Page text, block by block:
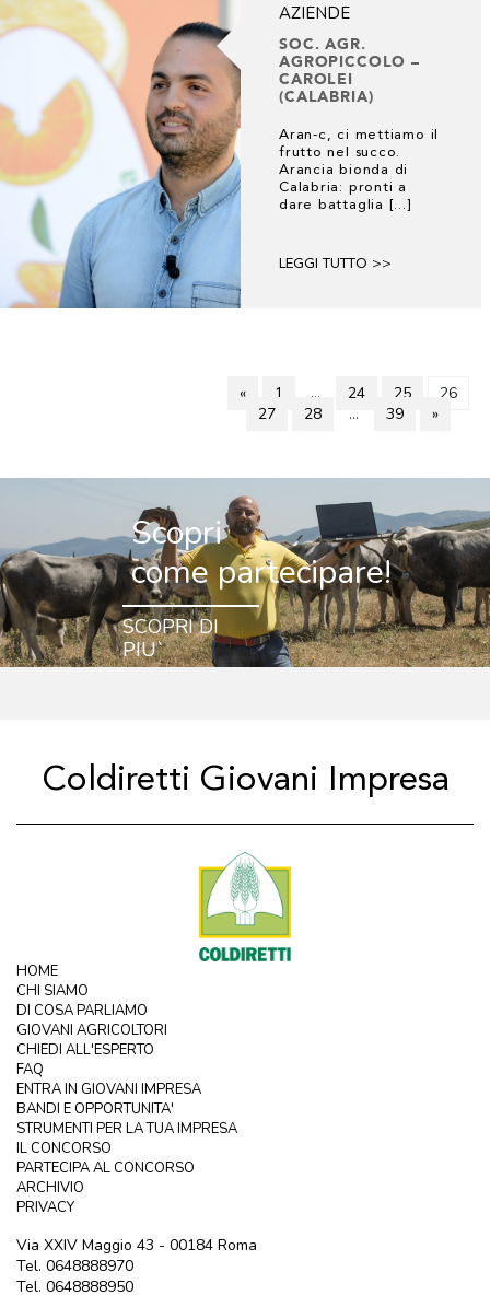
AZIENDE
SOC. AGR.
AGROPICCOLO –
CAROLEI
(CALABRIA)
Aran-c, ci mettiamo il
frutto nel succo.
Arancia bionda di
Calabria: pronti a
dare battaglia [...]
LEGGI TUTTO >>
« 1 … 24 25
26
27
28 … 39 »
Scopri
come partecipare!
SCOPRI DI
PIU`
Coldiretti Giovani Impresa
HOME
CHI SIAMO
DI COSA PARLIAMO
GIOVANI AGRICOLTORI
CHIEDI ALL'ESPERTO
FAQ
ENTRA IN GIOVANI IMPRESA
BANDI E OPPORTUNITA'
STRUMENTI PER LA TUA IMPRESA
IL CONCORSO
PARTECIPA AL CONCORSO
ARCHIVIO
PRIVACY
Via XXIV Maggio 43 - 00184 Roma
Tel. 0648888970
Tel. 0648888950